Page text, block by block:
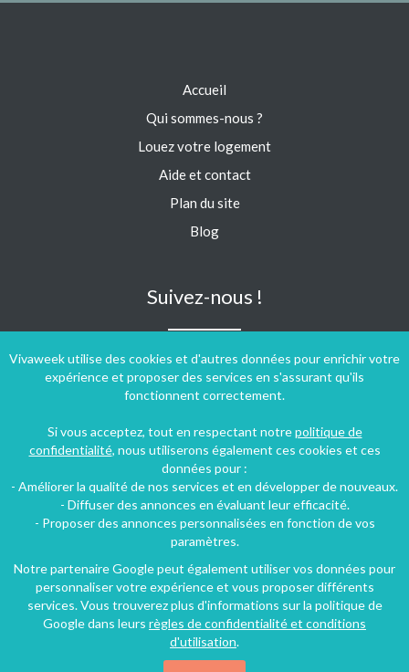
Vivaweek utilise des cookies et d'autres données pour enrichir votre
expérience et proposer des services en s'assurant qu'ils
fonctionnent correctement.
Si vous acceptez, tout en respectant notrepolitique de
confidentialité, nous utiliserons également ces cookies et ces
données pour :
- Améliorer la qualité de nos services et en développer de nouveaux.
- Diffuser des annonces en évaluant leur efficacité.
- Proposer des annonces personnalisées en fonction de vos
paramètres.
Notre partenaire Google peut également utiliser vos données pour
personnaliser votre expérience et vous proposer différents
services. Vous trouverez plus d'informations sur la politique de
Google dans leurs règles de confidentialité et conditions
d'utilisation.
Accueil
Qui sommes-nous ?
Louez votre logement
Aide et contact
Plan du site
Blog
Suivez-nous !
Conditions générales d'utilisation- Politique de confidentialité
Copyright © 2009 ‐ 2026 Vivaweek ‐ Tous droits réservés ‐
Dernière mise à jour du site : 07 août 2026